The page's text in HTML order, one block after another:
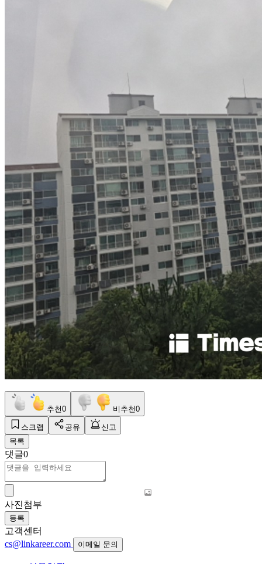
추천0 비추천0
스크랩 공유
신고
목록
댓글0
사진첨부
등록
고객센터
cs@linkareer.com
이메일 문의